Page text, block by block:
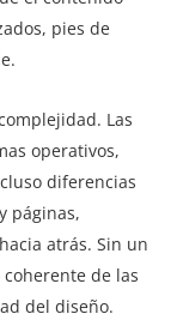
pies de
Las
operativos,
diferencias
páginas,
atrás. Sin un
de las
del diseño.